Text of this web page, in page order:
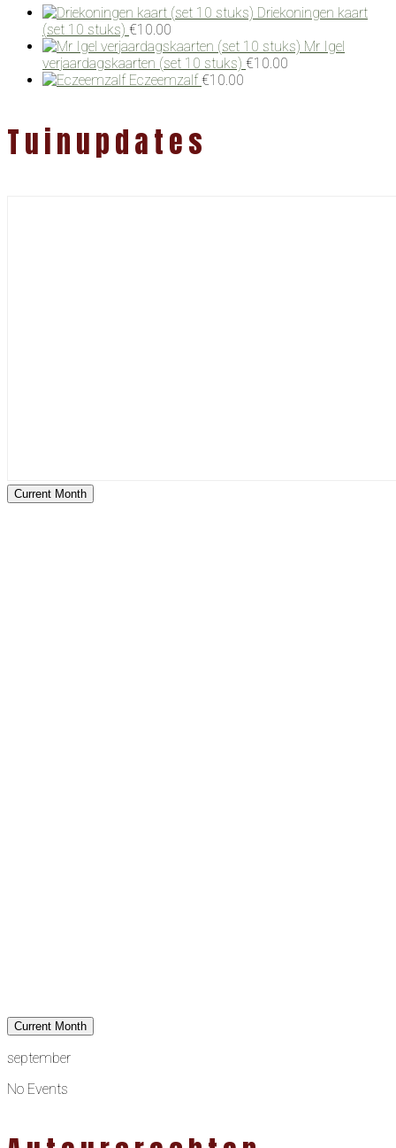
Driekoningen kaart
(set 10 stuks) €10.00
Mr Igel
verjaardagskaarten (set 10 stuks) €10.00
Eczeemzalf €10.00
Tuinupdates
Current Month
Current Month
september
No Events